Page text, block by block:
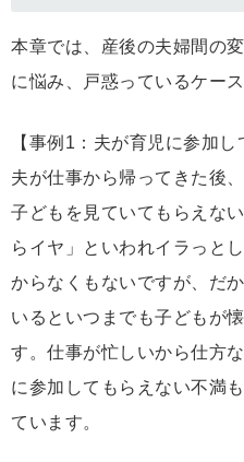
本章では、産後の夫婦間の
に悩み、戸惑っているケー
【事例1：夫が育児に参加し
夫が仕事から帰ってきた後
子どもを見ていてもらえな
らイヤ」といわれイラっと
からなくもないですが、だ
いるといつまでも子どもが
す。仕事が忙しいから仕方
に参加してもらえない不満
ています。